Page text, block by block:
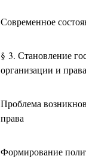
Современное
§ 3. Становление
организации и права
Проблема
права
Формирование